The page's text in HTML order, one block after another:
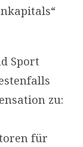
Sport
zu:
für